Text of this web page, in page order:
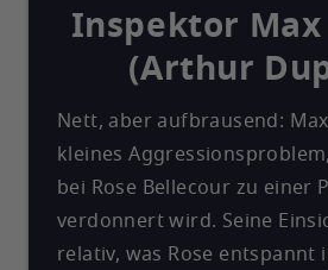
Inspektor
(Arthur
Nett, aber aufbrausend:
kleines
bei Rose Bellecour zu einer
verdonnert wird. Seine
relativ, was Rose entspannt